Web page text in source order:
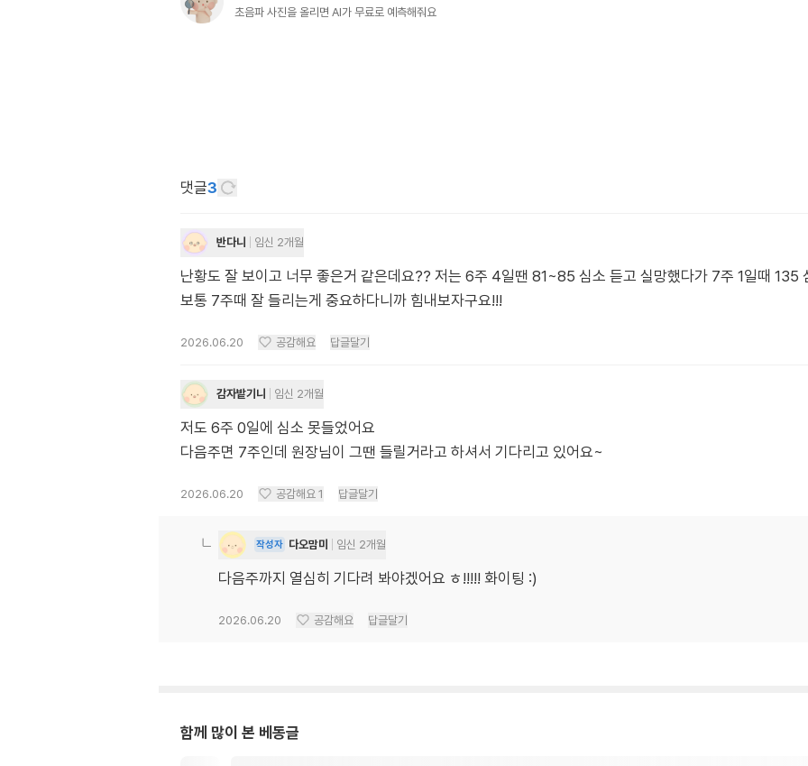
초음파 사진을 올리면 AI가 무료로 예측해줘요
댓글3
반다니 임신 2개월
난황도 잘 보이고 너무 좋은거 같은데요?? 저는 6주 4일땐 81~85 심소 듣고 실망했다가 7주 1일때 135
보통 7주때 잘 들리는게 중요하다니까 힘내보자구요!!!
2026.06.20 공감해요 답글달기
감자밭기니 임신 2개월
저도 6주 0일에 심소 못들었어요
다음주면 7주인데 원장님이 그땐 들릴거라고 하셔서 기다리고 있어요~
2026.06.20 공감해요 1 답글달기
작성자 다오맘미 임신 2개월
다음주까지 열심히 기다려 봐야겠어요 ㅎ!!!!! 화이팅 :)
2026.06.20 공감해요 답글달기
함께 많이 본 베동글